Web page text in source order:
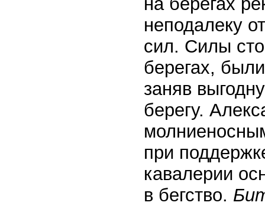
неподалеку
сил. Силы
берегах,
заняв
берегу.
при
кавалерии
в бегство.